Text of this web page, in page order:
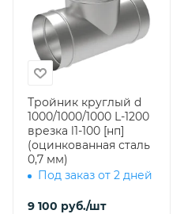
Тройник круглый d
1000/1000/1000 L-1200
врезка l1-100 [нп]
(оцинкованная сталь
0,7 мм)
Под заказ от 2 дней
9 100 руб./шт